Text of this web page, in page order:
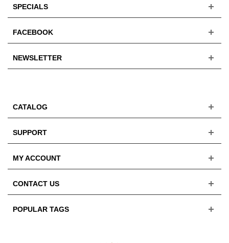
SPECIALS
FACEBOOK
NEWSLETTER
CATALOG
SUPPORT
MY ACCOUNT
CONTACT US
POPULAR TAGS